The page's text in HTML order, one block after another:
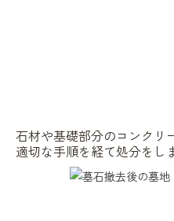
石材や基礎部分のコンクリ
適切な手順を経て処分をし